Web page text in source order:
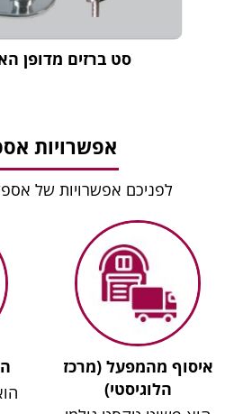
סט ברזים מדופן
אפשרויות
לפניכם אפשרויות של
איסוף מהמפעל (מרכז
הלוגיסטי)